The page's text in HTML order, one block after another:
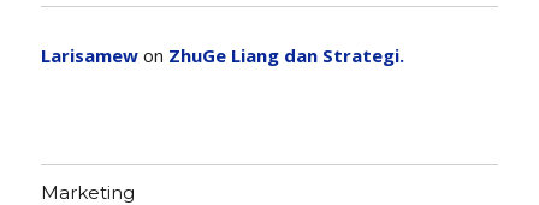
Larisamew on ZhuGe Liang dan Strategi.
Marketing